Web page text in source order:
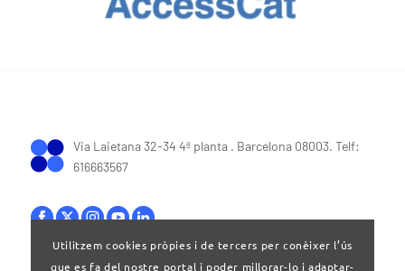
Via Laietana 32-34 4ª planta . Barcelona 08003. Telf:
616663567
Utilitzem cookies pròpies i de tercers per conèixer l’ús
que es fa del nostre portal i poder millorar-lo i adaptar-